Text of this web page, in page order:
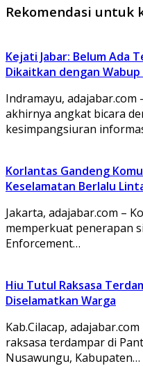
Rekomendasi untuk
Kejati Jabar: Belum Ada
Dikaitkan dengan
Indramayu,
akhirnya angkat bicara
kesimpangsiuran
Korlantas Gandeng
Keselamatan Berlalu
Jakarta, adajabar.com –
memperkuat penerapan
Enforcement…
Hiu Tutul Raksasa
Diselamatkan Warga
Kab.Cilacap,
raksasa terdampar di
Nusawungu, Kabupaten…